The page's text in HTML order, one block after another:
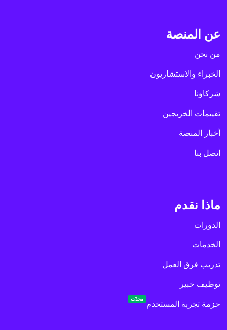
عن المنصة
من نحن
الخبراء والاستشاريون
شركاؤنا
تقييمات الخريجين
أخبار المنصة
اتصل بنا
ماذا نقدم
الدورات
الخدمات
تدريب فرق العمل
توظيف خبير
حزمة تجربة المستخدم
محدّث